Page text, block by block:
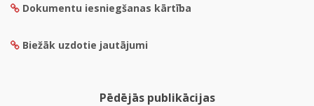
Dokumentu iesniegšanas kārtība
Biežāk uzdotie jautājumi
Pēdējās publikācijas